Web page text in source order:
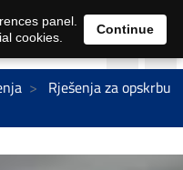
Rješenja za opskrbu
panel.
cookies.
Continue